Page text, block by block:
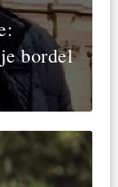
bordel